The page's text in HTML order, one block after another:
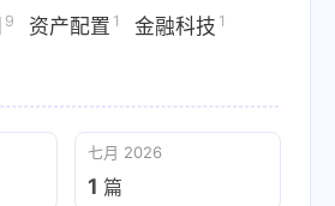
9 资产配置 1 金融科技 1
七月 2026
1 篇